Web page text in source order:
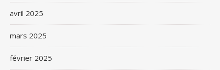
avril 2025
mars 2025
février 2025